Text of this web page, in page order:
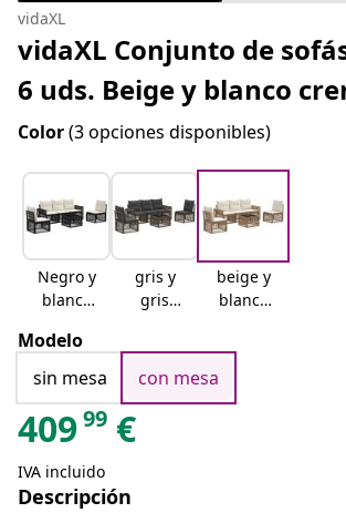
vidaXL
vidaXL Conjunto de
6 uds. Beige y blanco
Color(3 opciones disponibles)
Negro y
blanco
gris y
gris
beige y
blanco
Modelo
sin mesa
con mesa
40999 €
IVA incluido
Descripción